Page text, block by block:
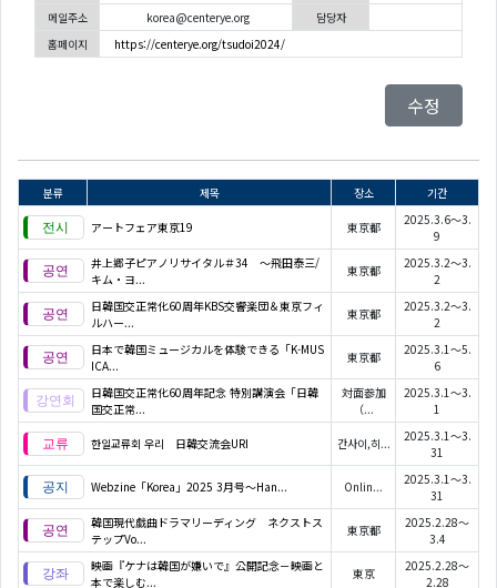
메일주소
korea@centerye.org
담당자
홈페이지
https://centerye.org/tsudoi2024/
수정
분류 제목 장소 기간
アートフェア東京19 東京都
2025.3.6～3.
9
井上郷子ピアノリサイタル＃34 ～飛田泰三/
キム・ヨ...
東京都
2025.3.2～3.
2
日韓国交正常化60周年KBS交響楽団＆東京フィ
ルハー...
東京都
2025.3.2～3.
2
日本で韓国ミュージカルを体験できる「K-MUS
ICA...
東京都
2025.3.1～5.
6
日韓国交正常化60周年記念 特別講演会「日韓
国交正常...
対面参加
（...
2025.3.1～3.
1
한일교류회 우리 日韓交流会URI 간사이,히...
2025.3.1～3.
31
Webzine「Korea」2025 3月号～Han... Onlin...
2025.3.1～3.
31
韓国現代戯曲ドラマリーディング ネクストス
テップVo...
東京都
2025.2.28～
3.4
映画『ケナは韓国が嫌いで』公開記念－映画と
本で楽しむ...
東京
2025.2.28～
2.28